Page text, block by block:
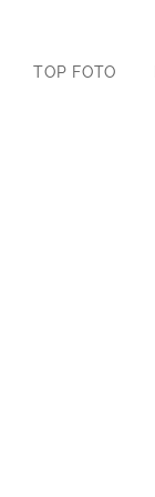
TOP FOTO